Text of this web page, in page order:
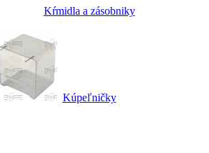
Kŕmidla a zásobniky
Kúpeľničky